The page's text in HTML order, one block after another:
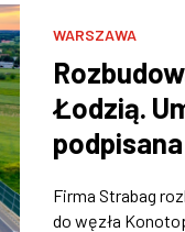
WARSZAWA
Łodzią.
podpisana
Firma Strabag
do węzła